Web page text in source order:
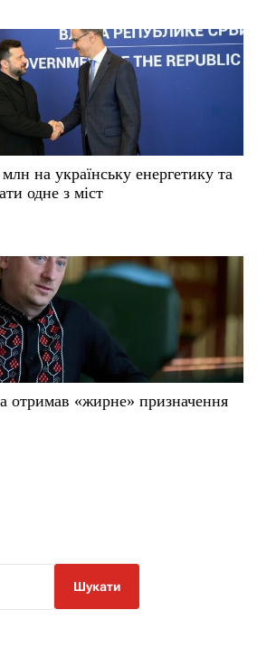
на українську енергетику та
одне з міст
отримав «жирне» призначення